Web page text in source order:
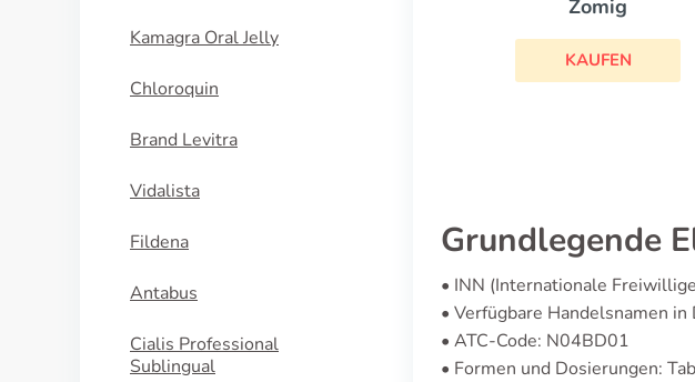
Kamagra Oral Jelly
Chloroquin
Brand Levitra
Vidalista
Fildena
Antabus
Cialis Professional
Sublingual
Grundlegende
• INN (Internationale
• Verfügbare Handelsnamen
• ATC-Code: N04BD01
• Formen und Dosierungen: